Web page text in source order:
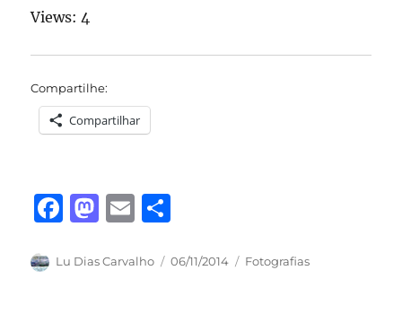
Views: 4
Compartilhe:
Compartilhar
F
c
M
st
E
ai a
Autor
Lu Dias Carvalho
Publicado
06/11/2014 Categorias
Fotografias